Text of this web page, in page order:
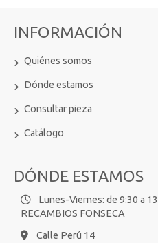
INFORMACIÓN
Quiénes somos
Dónde estamos
Consultar pieza
Catálogo
DÓNDE ESTAMOS
Lunes-Viernes: de 9:30 a
RECAMBIOS FONSECA
Calle Perú 14